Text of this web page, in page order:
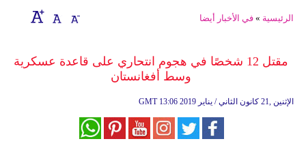
إقتصاد
وموسيقى
الرئيسية »في الأخبار أيضا
مقتل 12 شخصًا في هجوم انتحاري على قاعدة عسكرية
وسط أفغانستان
GMT 13:06 2019 الإثنين ,21 كانون الثاني / يناير